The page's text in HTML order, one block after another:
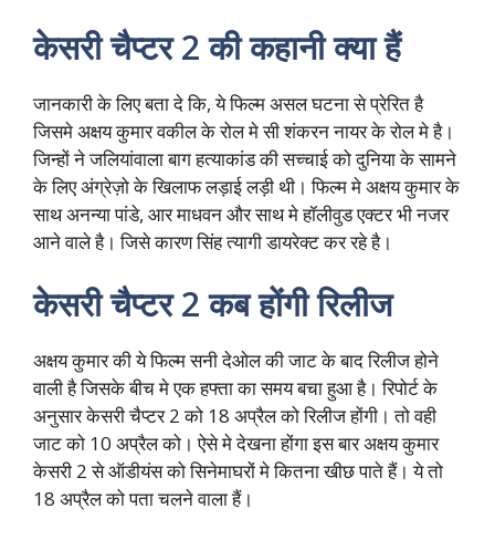
केसरी चैप्टर 2 की कहानी क्या हैं
जानकारी के लिए बता दे कि, ये फिल्म असल घटना से प्रेरित है
जिसमे अक्षय कुमार वकील के रोल मे सी शंकरन नायर के रोल मे है।
जिन्हों ने जलियांवाला बाग हत्याकांड की सच्चाई को दुनिया के सामने
के लिए अंग्रेज़ो के खिलाफ लड़ाई लड़ी थी। फिल्म मे अक्षय कुमार के
साथ अनन्या पांडे, आर माधवन और साथ मे हॉलीवुड एक्टर भी नजर
आने वाले है। जिसे कारण सिंह त्यागी डायरेक्ट कर रहे है।
केसरी चैप्टर 2 कब होंगी रिलीज
अक्षय कुमार की ये फिल्म सनी देओल की जाट के बाद रिलीज होने
वाली है जिसके बीच मे एक हफ्ता का समय बचा हुआ है। रिपोर्ट के
अनुसार केसरी चैप्टर 2 को 18 अप्रैल को रिलीज होंगी। तो वही
जाट को 10 अप्रैल को। ऐसे मे देखना होंगा इस बार अक्षय कुमार
केसरी 2 से ऑडीयंस को सिनेमाघरों मे कितना खीछ पाते हैं। ये तो
18 अप्रैल को पता चलने वाला हैं।